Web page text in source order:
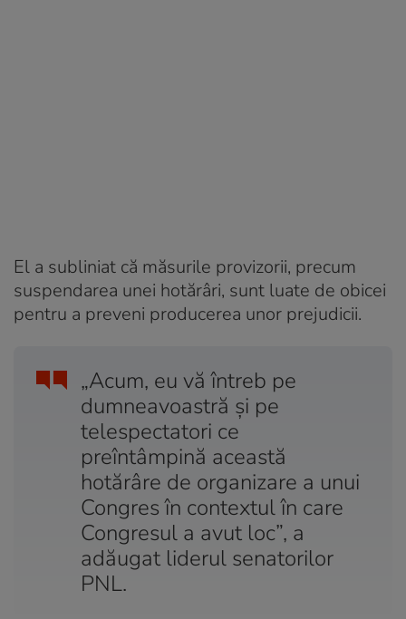
El a subliniat că măsurile provizorii, precum
suspendarea unei hotărâri, sunt luate de obicei
pentru a preveni producerea unor prejudicii.
„Acum, eu vă întreb pe
dumneavoastră și pe
telespectatori ce
preîntâmpină această
hotărâre de organizare a unui
Congres în contextul în care
Congresul a avut loc”, a
adăugat liderul senatorilor
PNL.